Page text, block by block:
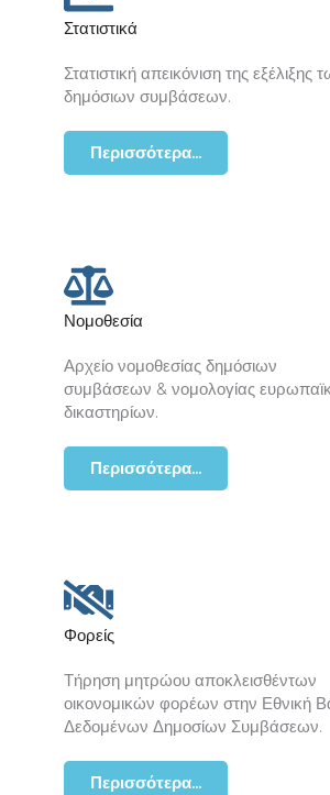
Στατιστικά
Στατιστική απεικόνιση της εξέλιξης
δημόσιων συμβάσεων.
Περισσότερα...
Νομοθεσία
Αρχείο νομοθεσίας δημόσιων
συμβάσεων & νομολογίας
δικαστηρίων.
Περισσότερα...
Φορείς
Τήρηση μητρώου αποκλεισθέντων
οικονομικών φορέων στην Εθνική
Δεδομένων Δημοσίων Συμβάσεων.
Περισσότερα...